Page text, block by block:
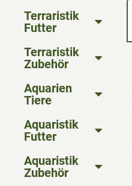
Terraristik
Futter
Terraristik
Zubehör
Aquarien
Tiere
Aquaristik
Futter
Aquaristik
Zubehör